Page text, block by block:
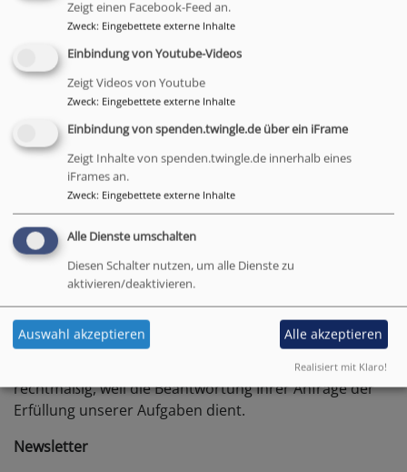
personenbezogener Daten
Direkte Kontaktmöglichkeit
Über unsere Website können Sie per E-Mail und/oder
über ein Kontaktformular direkt in Kontakt mit uns
treten. Diese im Zusammenhang mit einer
Kontaktaufnahme zur Verfügung gestellten
personenbezogenen Daten werden ausschließlich für
die Korrespondenz mit Ihnen genutzt und ohne Ihre
Einwilligung nicht an Dritte weitergegeben. Diese Daten
verbleiben bei uns, bis Sie uns entweder zur Löschung
auffordern, Ihre Einwilligung zur Speicherung
widerrufen oder der Zweck für die Datenspeicherung
entfällt. – Etwa wenn Ihre Anfrage geklärt wurde.
Abgesehen davon bleiben gesetzliche Bestimmungen –
insbesondere Aufbewahrungsfristen – unberührt.
Diese Verarbeitung ist gemäß § 6 Ziffer 3 DSG-EKD
rechtmäßig, weil die Beantwortung Ihrer Anfrage der
Erfüllung unserer Aufgaben dient.
Newsletter
Zeigt einen Facebook-Feed an.
Zweck: Eingebettete externe Inhalte
Einbindung von Youtube-Videos
Zeigt Videos von Youtube
Zweck: Eingebettete externe Inhalte
Einbindung von spenden.twingle.de über ein iFrame
Zeigt Inhalte von spenden.twingle.de innerhalb eines
iFrames an.
Zweck: Eingebettete externe Inhalte
Alle Dienste umschalten
Diesen Schalter nutzen, um alle Dienste zu
aktivieren/deaktivieren.
Auswahl akzeptieren Alle akzeptieren
Realisiert mit Klaro!